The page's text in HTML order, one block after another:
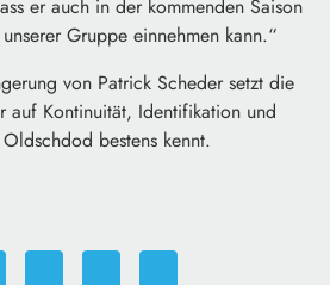
er auch in der kommenden Saison
Gruppe einnehmen kann.“
von Patrick Scheder setzt die
auf Kontinuität, Identifikation und
bestens kennt.